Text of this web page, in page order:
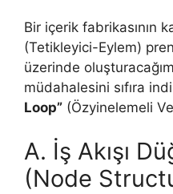
Bir içerik fabrikasının
(Tetikleyici-Eylem)
üzerinde
müdahalesini sıfıra
Loop” (Özyinelemeli
A. İş Akışı
(Node